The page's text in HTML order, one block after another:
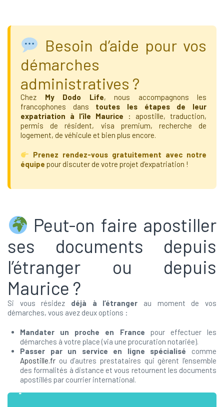
Besoin d’aide pour vos
démarches
administratives ?
Chez My Dodo Life, nous accompagnons les
francophones dans toutes les étapes de leur
expatriation à l’île Maurice : apostille, traduction,
permis de résident, visa premium, recherche de
logement, de véhicule et bien plus encore.
Prenez rendez-vous gratuitement avec notre
équipe pour discuter de votre projet d’expatriation !
Peut-on faire apostiller
ses documents depuis
l’étranger ou depuis
Maurice ?
Si vous résidez déjà à l’étranger au moment de vos
démarches, vous avez deux options :
Mandater un proche en France pour effectuer les
démarches à votre place (via une procuration notariée).
Passer par un service en ligne spécialisé comme
Apostille.fr ou d’autres prestataires qui gèrent l’ensemble
des formalités à distance et vous retournent les documents
apostillés par courrier international.